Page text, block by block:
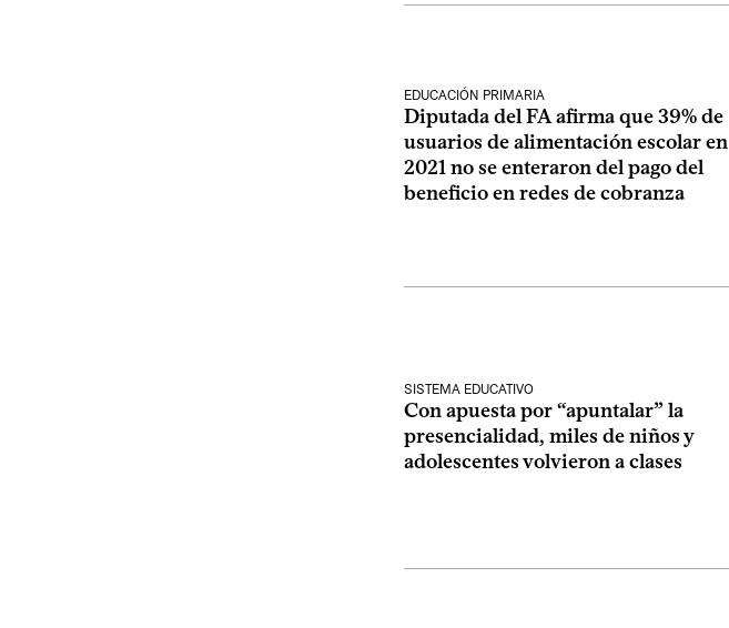
EDUCACIÓN PRIMARIA
Diputada del FA afirma que 39% de
usuarios de alimentación escolar en
2021 no se enteraron del pago del
beneficio en redes de cobranza
SISTEMA EDUCATIVO
Con apuesta por “apuntalar” la
presencialidad, miles de niños y
adolescentes volvieron a clases